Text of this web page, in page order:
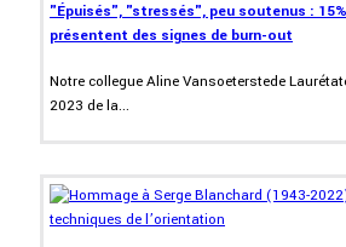
"Épuisés", "stressés", peu soutenus :
présentent des signes de burn-out
Notre collegue Aline Vansoeterstede
2023 de la...